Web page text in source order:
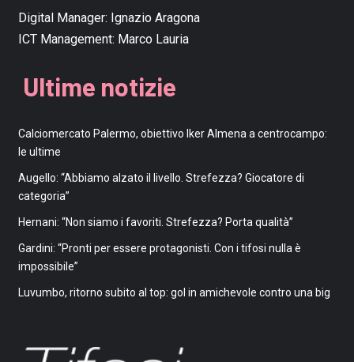
Digital Manager: Ignazio Aragona
ICT Management: Marco Lauria
Ultime notizie
Calciomercato Palermo, obiettivo Iker Almena a centrocampo:
le ultime
Augello: “Abbiamo alzato il livello. Strefezza? Giocatore di
categoria”
Hernani: “Non siamo i favoriti. Strefezza? Porta qualità”
Gardini: “Pronti per essere protagonisti. Con i tifosi nulla è
impossibile”
Luvumbo, ritorno subito al top: gol in amichevole contro una big